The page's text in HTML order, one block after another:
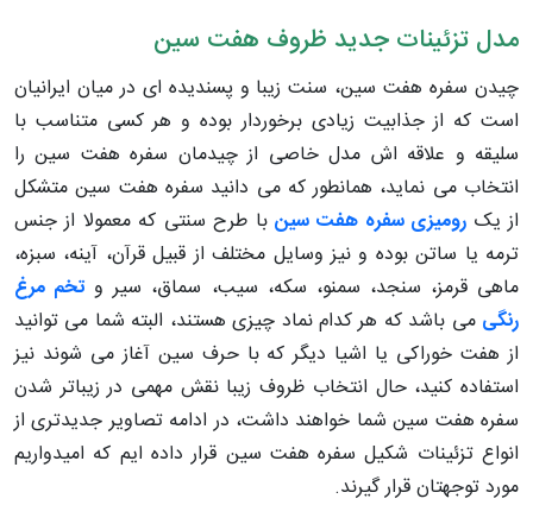
مدل تزئینات جدید ظروف هفت سین
چیدن سفره هفت سین، سنت زیبا و پسندیده ای در میان ایرانیان
است که از جذابیت زیادی برخوردار بوده و هر کسی متناسب با
سلیقه و علاقه اش مدل خاصی از چیدمان سفره هفت سین را
انتخاب می نماید، همانطور که می دانید سفره هفت سین متشکل
از یک رومیزی سفره هفت سین با طرح سنتی که معمولا از جنس
ترمه یا ساتن بوده و نیز وسایل مختلف از قبیل قرآن، آینه، سبزه،
ماهی قرمز، سنجد، سمنو، سکه، سیب، سماق، سیر و تخم مرغ
رنگی می باشد که هر کدام نماد چیزی هستند، البته شما می توانید
از هفت خوراکی یا اشیا دیگر که با حرف سین آغاز می شوند نیز
استفاده کنید، حال انتخاب ظروف زیبا نقش مهمی در زیباتر شدن
سفره هفت سین شما خواهند داشت، در ادامه تصاویر جدیدتری از
انواع تزئینات شکیل سفره هفت سین قرار داده ایم که امیدواریم
مورد توجهتان قرار گیرند.